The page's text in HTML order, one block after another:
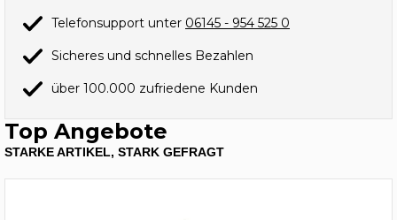
Telefonsupport unter 06145 - 954 525 0
Sicheres und schnelles Bezahlen
über 100.000 zufriedene Kunden
Top Angebote
STARKE ARTIKEL, STARK GEFRAGT